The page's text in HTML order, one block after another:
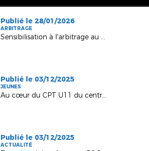
Publié le 28/01/2026
ARBITRAGE
Sensibilisation à l'arbitrage au collège de Prauthoy
Publié le 03/12/2025
JEUNES
Au cœur du CPT U11 du centre / sud
Publié le 03/12/2025
ACTUALITÉ